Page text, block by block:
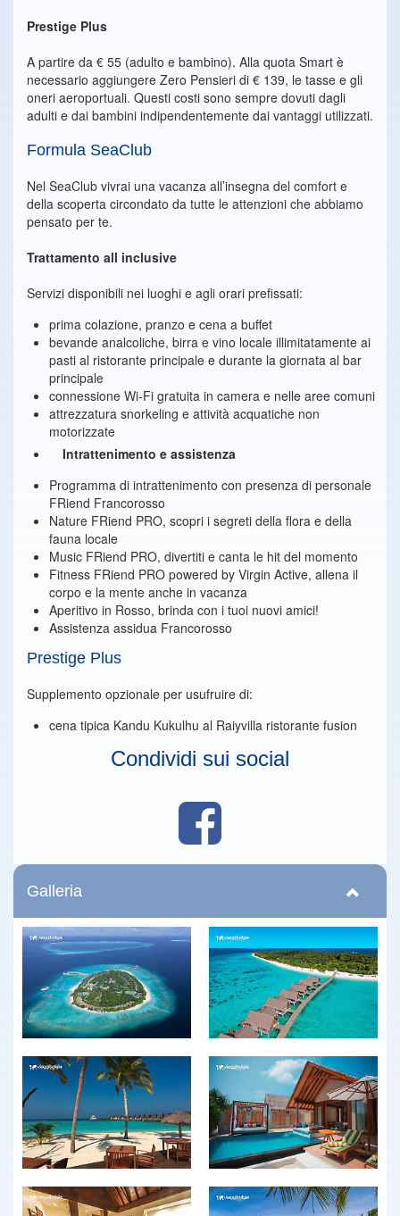
Prestige Plus
A partire da € 55 (adulto e bambino). Alla quota Smart è
necessario aggiungere Zero Pensieri di € 139, le tasse e gli
oneri aeroportuali. Questi costi sono sempre dovuti dagli
adulti e dai bambini indipendentemente dai vantaggi utilizzati.
Formula SeaClub
Nel SeaClub vivrai una vacanza all’insegna del comfort e
della scoperta circondato da tutte le attenzioni che abbiamo
pensato per te.
Trattamento all inclusive
Servizi disponibili nei luoghi e agli orari prefissati:
prima colazione, pranzo e cena a buffet
bevande analcoliche, birra e vino locale illimitatamente ai
pasti al ristorante principale e durante la giornata al bar
principale
connessione Wi-Fi gratuita in camera e nelle aree comuni
attrezzatura snorkeling e attività acquatiche non
motorizzate
Intrattenimento e assistenza
Programma di intrattenimento con presenza di personale
FRiend Francorosso
Nature FRiend PRO, scopri i segreti della flora e della
fauna locale
Music FRiend PRO, divertiti e canta le hit del momento
Fitness FRiend PRO powered by Virgin Active, allena il
corpo e la mente anche in vacanza
Aperitivo in Rosso, brinda con i tuoi nuovi amici!
Assistenza assidua Francorosso
Prestige Plus
Supplemento opzionale per usufruire di:
cena tipica Kandu Kukulhu al Raiyvilla ristorante fusion
Condividi sui social
Galleria